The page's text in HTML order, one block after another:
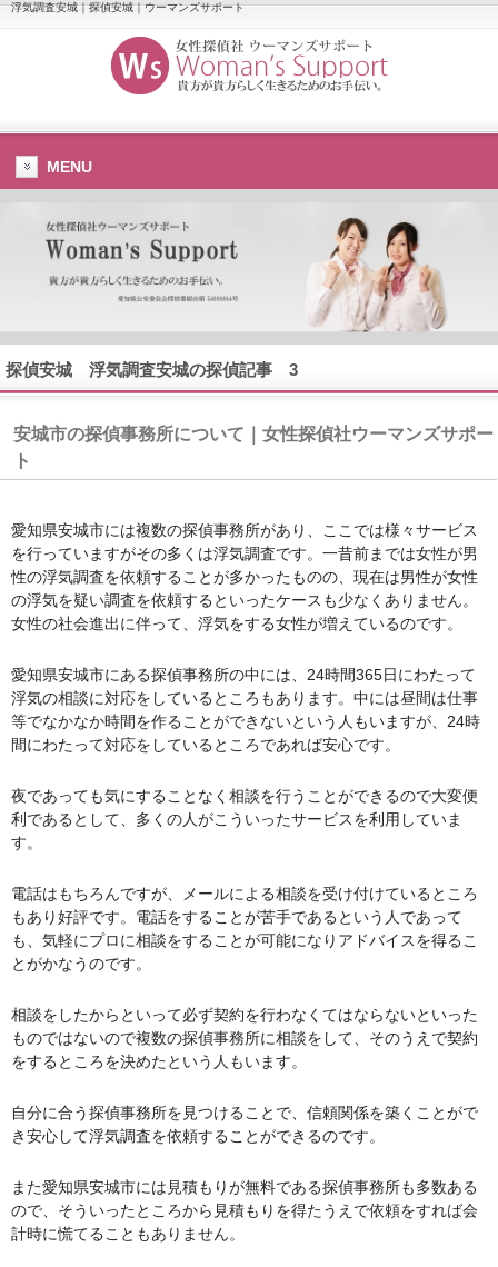
浮気調査安城｜探偵安城｜ウーマンズサポート
MENU
探偵安城 浮気調査安城の探偵記事 3
安城市の探偵事務所について｜女性探偵社ウーマンズサポー
ト
愛知県安城市には複数の探偵事務所があり、ここでは様々サービス
を行っていますがその多くは浮気調査です。一昔前までは女性が男
性の浮気調査を依頼することが多かったものの、現在は男性が女性
の浮気を疑い調査を依頼するといったケースも少なくありません。
女性の社会進出に伴って、浮気をする女性が増えているのです。
愛知県安城市にある探偵事務所の中には、24時間365日にわたって
浮気の相談に対応をしているところもあります。中には昼間は仕事
等でなかなか時間を作ることができないという人もいますが、24時
間にわたって対応をしているところであれば安心です。
夜であっても気にすることなく相談を行うことができるので大変便
利であるとして、多くの人がこういったサービスを利用していま
す。
電話はもちろんですが、メールによる相談を受け付けているところ
もあり好評です。電話をすることが苦手であるという人であって
も、気軽にプロに相談をすることが可能になりアドバイスを得るこ
とがかなうのです。
相談をしたからといって必ず契約を行わなくてはならないといった
ものではないので複数の探偵事務所に相談をして、そのうえで契約
をするところを決めたという人もいます。
自分に合う探偵事務所を見つけることで、信頼関係を築くことがで
き安心して浮気調査を依頼することができるのです。
また愛知県安城市には見積もりが無料である探偵事務所も多数ある
ので、そういったところから見積もりを得たうえで依頼をすれば会
計時に慌てることもありません。